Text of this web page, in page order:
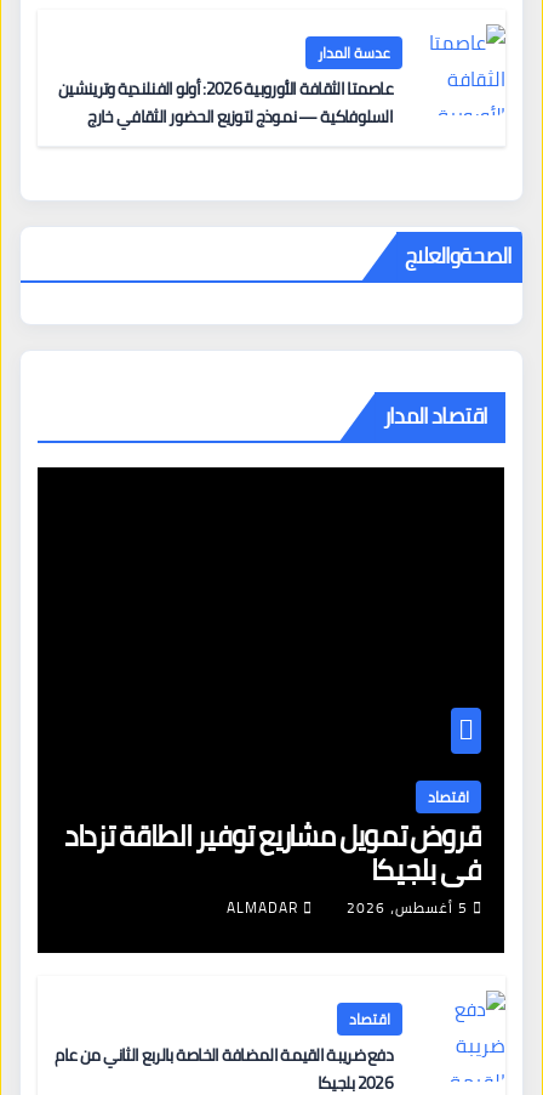
عدسة المدار
عاصمتا الثقافة الأوروبية 2026: أولو الفنلندية وترينشين
السلوفاكية — نموذج لتوزيع الحضور الثقافي خارج
الصحةوالعلاج
اقتصاد المدار
اقتصاد
قروض تمويل مشاريع توفير الطاقة تزداد
في بلجيكا
5 أغسطس، 2026 ALMADAR
اقتصاد
دفع ضريبة القيمة المضافة الخاصة بالربع الثاني من عام
2026 بلجيكا